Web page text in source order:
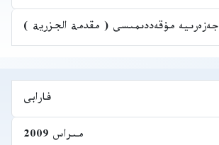
جەزەرىيە مۇقەددىمىسى ( مقدمة الجزرية )
فارابى
مىراس 2009